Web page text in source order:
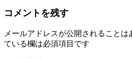
コメントを残す
メールアドレスが公開されることは
ている欄は必須項目です